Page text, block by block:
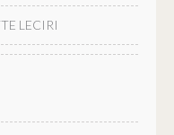
LECIRI